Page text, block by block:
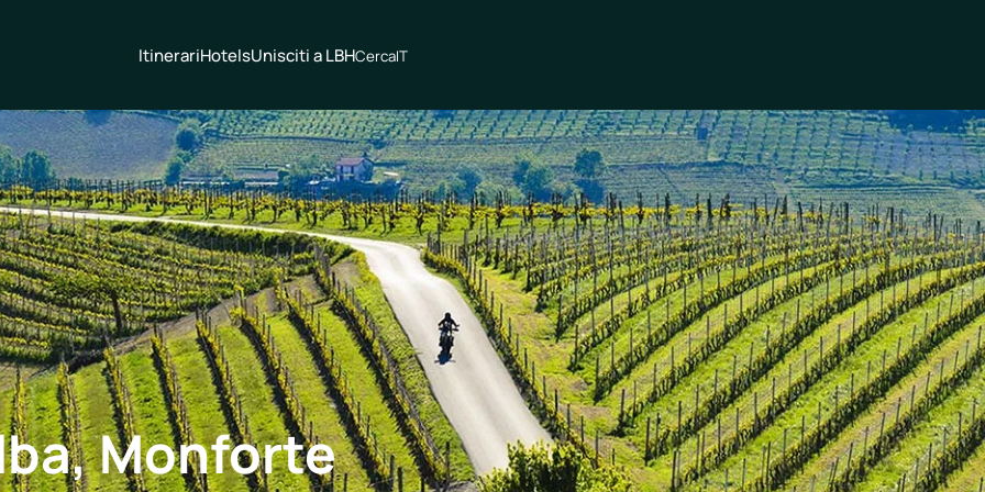
ItinerariHotelsUnisciti a LBHCercaIT
Monforte